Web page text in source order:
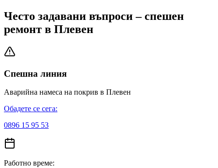
Често задавани въпроси – спешен
ремонт в Плевен
Спешна линия
Аварийна намеса на покрив в Плевен
Обадете се сега:
0896 15 95 53
Работно време: